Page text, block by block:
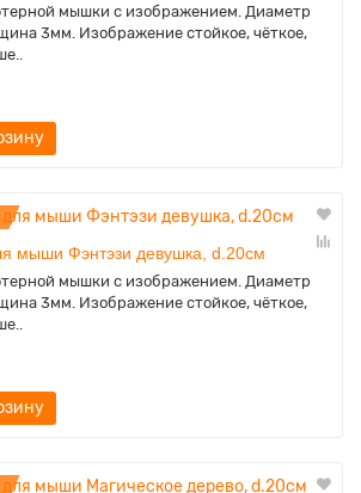
мышки с изображением. Диаметр
3мм. Изображение стойкое, чёткое,
мыши Фэнтэзи девушка, d.20см
мышки с изображением. Диаметр
3мм. Изображение стойкое, чёткое,